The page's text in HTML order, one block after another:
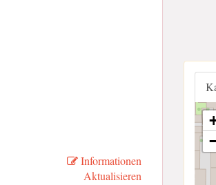
Informationen
Aktualisieren